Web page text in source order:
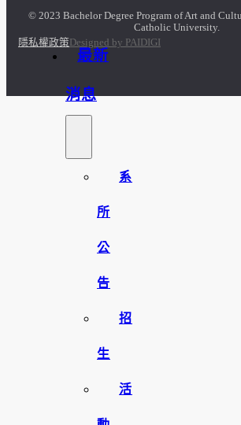
最新
消息
系
所
公
告
招
生
活
© 2023 Bachelor Degree Program of Art and
Catholic University.
隱私權政策 Designed by PAIDIGI